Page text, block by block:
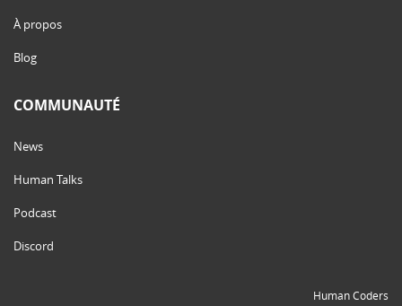
À propos
Blog
COMMUNAUTÉ
News
Human Talks
Podcast
Discord
Human Coders